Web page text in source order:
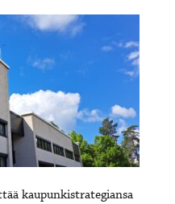
kaupunkistrategiansa